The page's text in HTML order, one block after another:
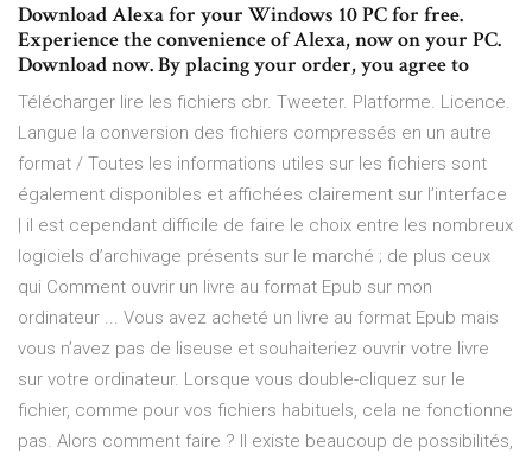
Download Alexa for your Windows 10 PC for free.
Experience the convenience of Alexa, now on your PC.
Download now. By placing your order, you agree to
Télécharger lire les fichiers cbr. Tweeter. Platforme. Licence.
Langue la conversion des fichiers compressés en un autre
format / Toutes les informations utiles sur les fichiers sont
également disponibles et affichées clairement sur l’interface
| il est cependant difficile de faire le choix entre les nombreux
logiciels d’archivage présents sur le marché ; de plus ceux
qui Comment ouvrir un livre au format Epub sur mon
ordinateur ... Vous avez acheté un livre au format Epub mais
vous n’avez pas de liseuse et souhaiteriez ouvrir votre livre
sur votre ordinateur. Lorsque vous double-cliquez sur le
fichier, comme pour vos fichiers habituels, cela ne fonctionne
pas. Alors comment faire ? Il existe beaucoup de possibilités,